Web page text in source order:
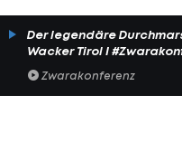
Der legendäre
Wacker Tirol I
Zwarakonferenz